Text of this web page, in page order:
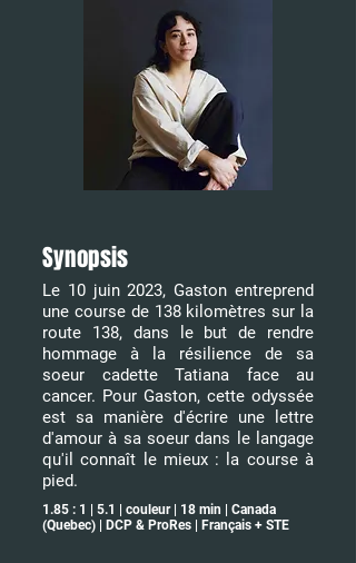
Synopsis
Le 10 juin 2023, Gaston entreprend
une course de 138 kilomètres sur la
route 138, dans le but de rendre
hommage à la résilience de sa
soeur cadette Tatiana face au
cancer. Pour Gaston, cette odyssée
est sa manière d'écrire une lettre
d'amour à sa soeur dans le langage
qu'il connaît le mieux : la course à
pied.
1.85 : 1 | 5.1 | couleur | 18 min | Canada
(Quebec) | DCP & ProRes | Français + STE